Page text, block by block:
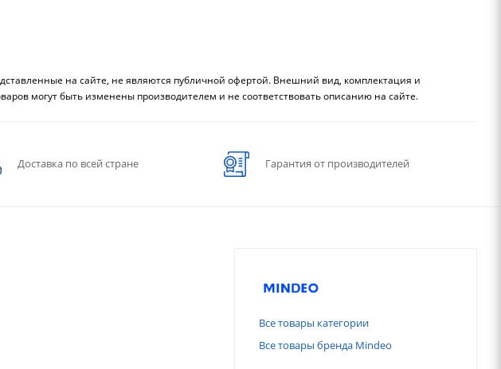
на сайте, не являются публичной офертой. Внешний вид, комплектация и
могут быть изменены производителем и не соответствовать описанию на сайте.
Доставка по всей стране Гарантия от производителей
Все товары категории
Все товары бренда Mindeo